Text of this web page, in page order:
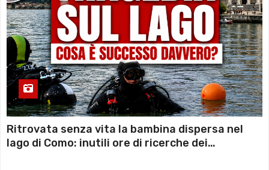
Ritrovata senza vita la bambina dispersa nel
lago di Como: inutili ore di ricerche dei